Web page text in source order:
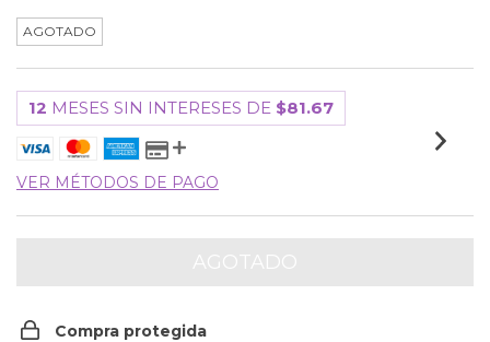
AGOTADO
12 MESES SIN INTERESES DE $81.67
VER MÉTODOS DE PAGO
Compra protegida